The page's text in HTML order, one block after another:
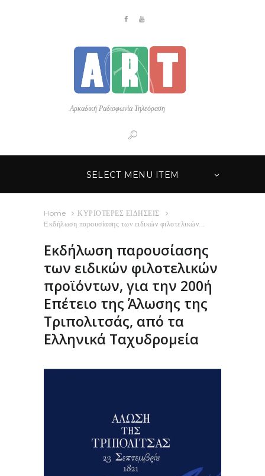
Αρκαδική Ραδιοφωνία Τηλεόραση
SELECT MENU ITEM
Home
ΚΥΡΙΟΤΕΡΕΣ ΕΙΔΗΣΕΙΣ
Eκδήλωση παρουσίασης των ειδικών φιλοτελικών...
Eκδήλωση παρουσίασης
των ειδικών φιλοτελικών
προϊόντων, για την 200ή
Επέτειο της Άλωσης της
Τριπολιτσάς, από τα
Ελληνικά Ταχυδρομεία